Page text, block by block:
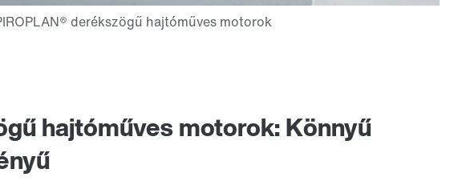
hajtóműves motorok: Könnyű